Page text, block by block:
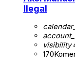
Ilegal
visibility
170